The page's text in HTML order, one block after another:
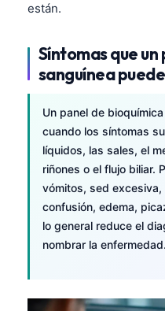
están.
Síntomas que
sanguínea
Un panel de
cuando los síntomas
líquidos, las sales, el
riñones o el flujo biliar.
vómitos, sed
confusión, edema,
lo general reduce el
nombrar la enfermedad.